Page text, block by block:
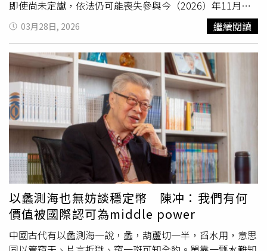
以及配贈的軟殼塑膠子彈，就將一把通了槍管的迷你左輪槍
檢送地檢署與刑事局鑑驗，如果依照《槍砲彈藥刀械管制條
例》，經過改造當然有可能具殺傷力，事實上，就算一根鐵
管，經過加工，裝置強力彈簧，安上擊錘，也可以發射改造
的霰彈槍子彈。律師王捷拓（右）痛斥警察將取締大陸玩具
槍當成「績效大補丸」。（圖／報系資料照）此外，還有一
種「微型槍砲」標榜：「手工製作，回膛減震大砲，擺件意
大利炮主體，不銹鋼桌面，手工禮品擺件」；其長約31公
分、寬約16公分、高約15公分，外型則類似古砲台。說穿
了，就是一個懷舊的金屬製模型。另有一款「穿雲箭」，長
僅12.23公分，直徑約1.5公分，甚至比一支原子筆還短，也
是玩具，可以發射，因此觸犯台灣法令。這三款在大陸完全
合法的玩具禮品，對台灣警察來說，簡直是「績效大補
丸」。2023年，高雄市警局查獲各式具殺傷力的槍械案共
108件，但某分局配合刑事局偵辦，在1個月內就查獲70多
支「穿雲箭」與「微型槍砲」；而其他各縣市分局，利用民
眾不知道自己買賣的玩具槍砲觸法而在績效上大有斬獲者，
即使尚未定讞，依法仍可能喪失參與今（2026）年11月九
合一選舉及2028年總統大選的資格。他指出，未來關鍵在
於社會如何看待判決內容，若多數民意認為判決具說服力，
柯文哲政治生命恐受重創；反之，若「司法迫害」說法獲得
支持，仍可能維持一定影響力。在政黨發展方面，小笠原指
出，民眾黨長期依賴柯文哲個人魅力支撐，即使由黃國昌接
任黨主席，基層組織仍相對薄弱。未來可能透過加強為柯辯
護、採取更強硬策略，以對抗執政黨並維持政治能見度。針
對藍白關係，小笠原認為，國民黨目前仍以「司法迫害」論
述聲援柯文哲，但判決結果將影響後續操作空間。從現實政
治考量出發，若民眾黨聲勢未過度膨脹，國民黨將更有利於
主導在野整合；而柯文哲則可能透過「超越藍綠」的政治訴
求對國民黨施壓，爭取談判空間。對於年底九合一選舉，小
笠原分析，民進黨目標在守住既有5席並爭取新增3至4席，
若達5席將與國民黨形成各10席局面，可視為重大勝利，但
若失去高雄或台南，將對黨主席賴清德帶來政治壓力。國民
黨則力圖守住15席，但提名爭議恐造成3至4席流失，若選
03月28日, 2026 繼續閱讀
以蠡測海也無妨談穩定幣 陳冲：我們有何
價值被國際認可為middle power
中國古代有以蠡測海一說，蠡，葫蘆切一半，舀水用，意思